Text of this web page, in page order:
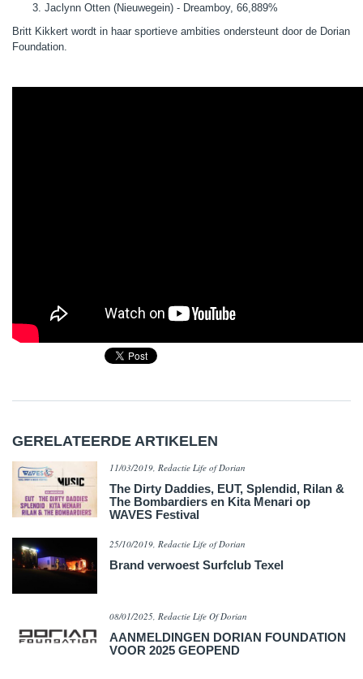
Jaclynn Otten (Nieuwegein) - Dreamboy, 66,889%
Britt Kikkert wordt in haar sportieve ambities ondersteunt door de Dorian
Foundation.
GERELATEERDE ARTIKELEN
11/03/2019, Redactie Life of Dorian
The Dirty Daddies, EUT, Splendid, Rilan &
The Bombardiers en Kita Menari op
WAVES Festival
25/10/2019, Redactie Life of Dorian
​Brand verwoest Surfclub Texel
08/01/2025, Redactie Life Of Dorian
AANMELDINGEN DORIAN FOUNDATION
VOOR 2025 GEOPEND